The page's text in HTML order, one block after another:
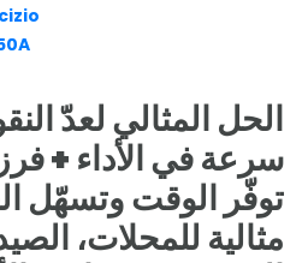
الحل المثالي لعدّ
سرعة في الأداء +
توفّر الوقت وتسهّل
مثالية للمحلات،